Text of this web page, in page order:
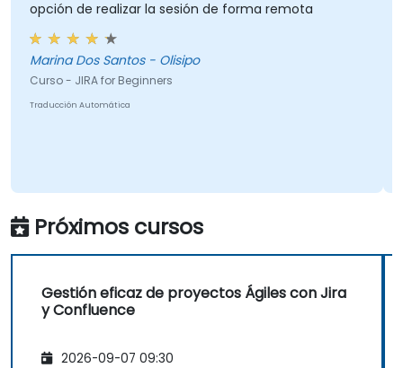
opción de realizar la sesión de forma remota
Marina Dos Santos - Olisipo
Curso - JIRA for Beginners
Traducción Automática
Próximos cursos
Gestión eficaz de proyectos Ágiles con Jira
y Confluence
2026-09-07 09:30